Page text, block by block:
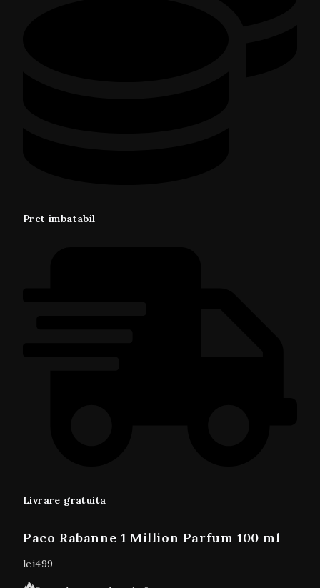
Pret imbatabil
Livrare gratuita
Paco Rabanne 1 Million Parfum 100 ml
lei499